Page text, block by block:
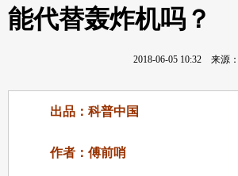
能代替轰炸机吗？
2018-06-05 10:32 来源：
出品：科普中国
作者：傅前哨